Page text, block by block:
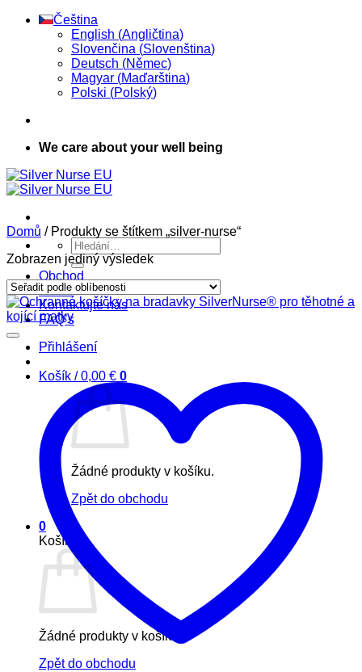
PřeskočitČeština
English (Angličtina)
Slovenčina (Slovenština)
Deutsch (Němec)
Magyar (Maďarština)
Polski (Polský)
We care about your well being
Hledat:
Obchod
O nás
Kontaktujte nás
FAQ’s
Přihlášení
Košík /0,00 € 0
Žádné produkty v košíku.
Zpět do obchodu
0
Košík
Žádné produkty v košíku.
Zpět do obchodu
Domů /Produkty se štítkem „silver-nurse“
Zobrazen jediný výsledek